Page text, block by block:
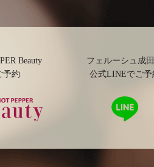
Beauty
予約
ーで予約
フェルーシュ成
公式LINEでご予
で予